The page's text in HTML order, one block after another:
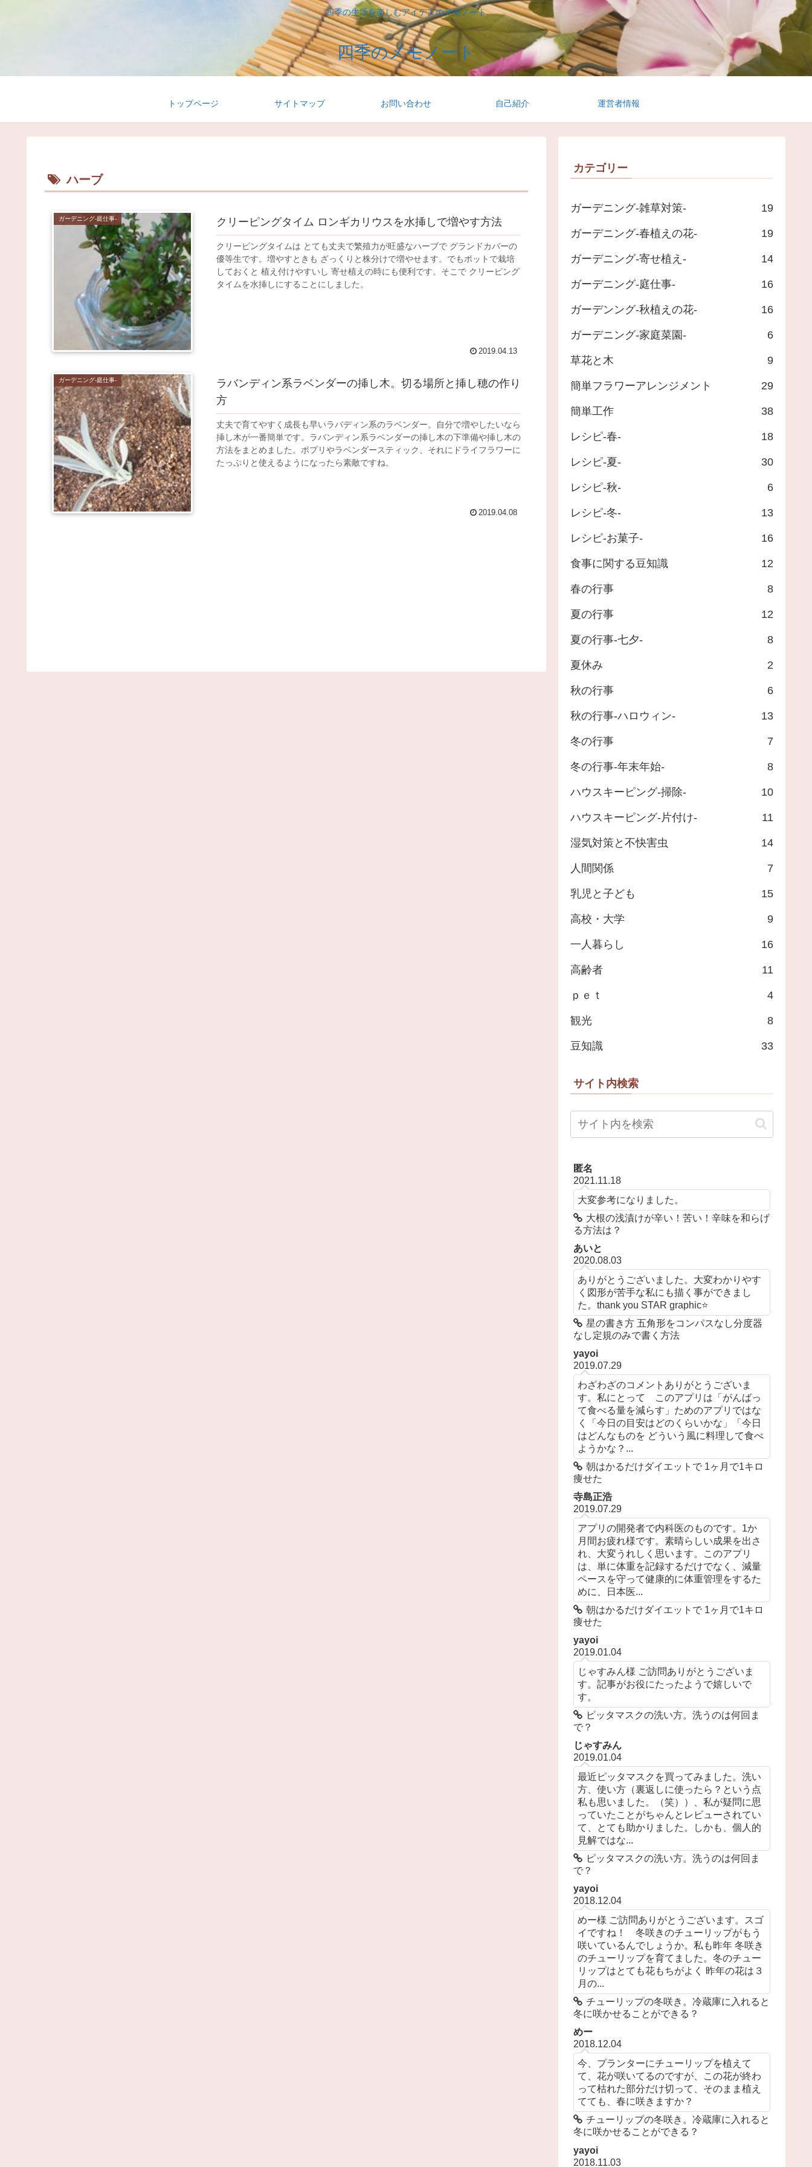
四季の生活を楽しむアイデアのメモノート
四季のメモノート
トップページ サイトマップ お問い合わせ 自己紹介 運営者情報
ハーブ
ガーデニング-庭仕事- クリーピングタイム ロンギカリウスを水挿しで増やす方法
クリーピングタイムは とても丈夫で繁殖力が旺盛なハーブで グランドカバーの
優等生です。増やすときも ざっくりと株分けで増やせます。でもポットで栽培
しておくと 植え付けやすいし 寄せ植えの時にも便利です。そこで クリーピング
タイムを水挿しにすることにしました。
2019.04.13
ガーデニング-庭仕事-
ラバンディン系ラベンダーの挿し木。切る場所と挿し穂の作り
方
丈夫で育てやすく成長も早いラバディン系のラベンダー。自分で増やしたいなら
挿し木が一番簡単です。ラバンディン系ラベンダーの挿し木の下準備や挿し木の
方法をまとめました。ポプリやラベンダースティック、それにドライフラワーに
たっぷりと使えるようになったら素敵ですね。
2019.04.08
カテゴリー
ガーデニング-雑草対策- 19
ガーデニング-春植えの花- 19
ガーデニング-寄せ植え- 14
ガーデニング-庭仕事- 16
ガーデンング-秋植えの花- 16
ガーデニング-家庭菜園- 6
草花と木 9
簡単フラワーアレンジメント 29
簡単工作 38
レシピ-春- 18
レシピ-夏- 30
レシピ-秋- 6
レシピ-冬- 13
レシピ-お菓子- 16
食事に関する豆知識 12
春の行事 8
夏の行事 12
夏の行事-七夕- 8
夏休み 2
秋の行事 6
秋の行事-ハロウィン- 13
冬の行事 7
冬の行事-年末年始- 8
ハウスキーピング-掃除- 10
ハウスキーピング-片付け- 11
湿気対策と不快害虫 14
人間関係 7
乳児と子ども 15
高校・大学 9
一人暮らし 16
高齢者 11
ｐｅｔ 4
観光 8
豆知識 33
サイト内検索
匿名
2021.11.18
大変参考になりました。
大根の浅漬けが辛い！苦い！辛味を和らげ
る方法は？
あいと
2020.08.03
ありがとうございました。大変わかりやす
く図形が苦手な私にも描く事ができまし
た。thank you STAR graphic⭐️
星の書き方 五角形をコンパスなし分度器
なし定規のみで書く方法
yayoi
2019.07.29
わざわざのコメントありがとうございま
す。私にとって このアプリは「がんばっ
て食べる量を減らす」ためのアプリではな
く「今日の目安はどのくらいかな」「今日
はどんなものを どういう風に料理して食べ
ようかな？...
朝はかるだけダイエットで 1ヶ月で1キロ
痩せた
寺島正浩
2019.07.29
アプリの開発者で内科医のものです。1か
月間お疲れ様です。素晴らしい成果を出さ
れ、大変うれしく思います。このアプリ
は、単に体重を記録するだけでなく、減量
ペースを守って健康的に体重管理をするた
めに、日本医...
朝はかるだけダイエットで 1ヶ月で1キロ
痩せた
yayoi
2019.01.04
じゃすみん様 ご訪問ありがとうございま
す。記事がお役にたったようで嬉しいで
す。
ピッタマスクの洗い方。洗うのは何回ま
で？
じゃすみん
2019.01.04
最近ピッタマスクを買ってみました。洗い
方、使い方（裏返しに使ったら？という点
私も思いました。（笑））、私が疑問に思
っていたことがちゃんとレビューされてい
て、とても助かりました。しかも、個人的
見解ではな...
ピッタマスクの洗い方。洗うのは何回ま
で？
yayoi
2018.12.04
めー様 ご訪問ありがとうございます。スゴ
イですね！ 冬咲きのチューリップがもう
咲いているんでしょうか。私も昨年 冬咲き
のチューリップを育てました。冬のチュー
リップはとても花もちがよく 昨年の花は３
月の...
チューリップの冬咲き。冷蔵庫に入れると
冬に咲かせることができる？
めー
2018.12.04
今、プランターにチューリップを植えて
て、花が咲いてるのですが、この花が終わ
って枯れた部分だけ切って、そのまま植え
てても、春に咲きますか？
チューリップの冬咲き。冷蔵庫に入れると
冬に咲かせることができる？
yayoi
2018.11.03